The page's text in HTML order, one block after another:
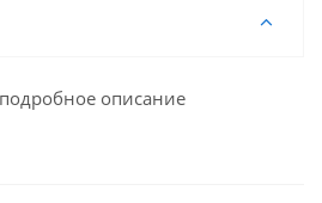
описание